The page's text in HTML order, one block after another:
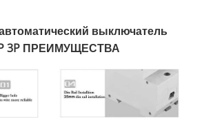
выключатель
3P ПРЕИМУЩЕСТВА